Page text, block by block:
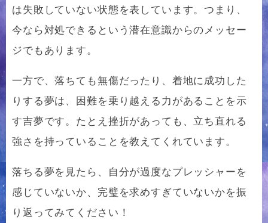
は失敗していない状態を表しています。つまり、
今なら対処できるという潜在意識からのメッセー
ジでもあります。
一方で、落ちても無傷だったり、着地に成功した
りする夢は、困難を乗り越える力があることを示
す吉夢です。たとえ挫折があっても、立ち直れる
強さを持っていることを教えてくれています。
落ちる夢を見たら、自分が過度なプレッシャーを
感じていないか、完璧を求めすぎていないかを振
り返ってみてください！